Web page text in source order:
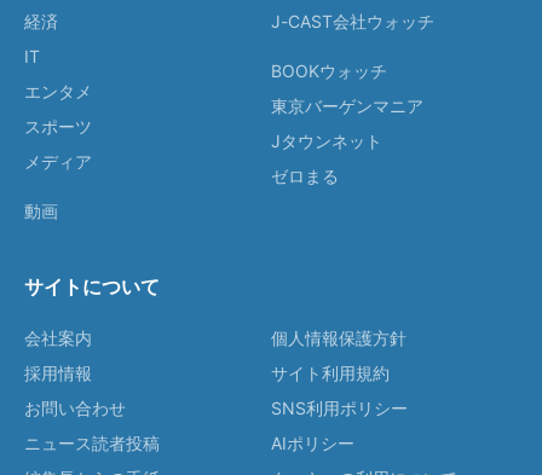
経済
IT
エンタメ
スポーツ
メディア
動画
J-CAST会社ウォッチ
BOOKウォッチ
東京バーゲンマニア
Jタウンネット
ゼロまる
サイトについて
会社案内
採用情報
お問い合わせ
ニュース読者投稿
個人情報保護方針
サイト利用規約
SNS利用ポリシー
AIポリシー